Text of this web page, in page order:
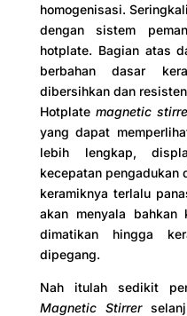
homogenisasi.
dengan sistem
hotplate. Bagian atas
berbahan dasar
dibersihkan dan
Hotplatemagnetic
yang dapat
lebih lengkap,
kecepatan pengadukan
keramiknya terlalu
akan menyala bahkan
dimatikan hingga
dipegang.
Nah itulah sedikit
Magnetic Stirrer